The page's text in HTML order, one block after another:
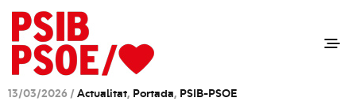
13/03/2026 / Actualitat, Portada, PSIB-PSOE